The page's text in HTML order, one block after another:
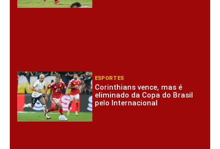
ESPORTES
Corinthians vence, mas é
eliminado da Copa do Brasil
pelo Internacional